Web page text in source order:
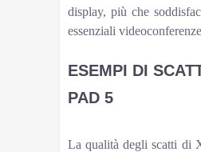
display, più che
essenziali
ESEMPI DI
PAD 5
La qualità degli scatti di